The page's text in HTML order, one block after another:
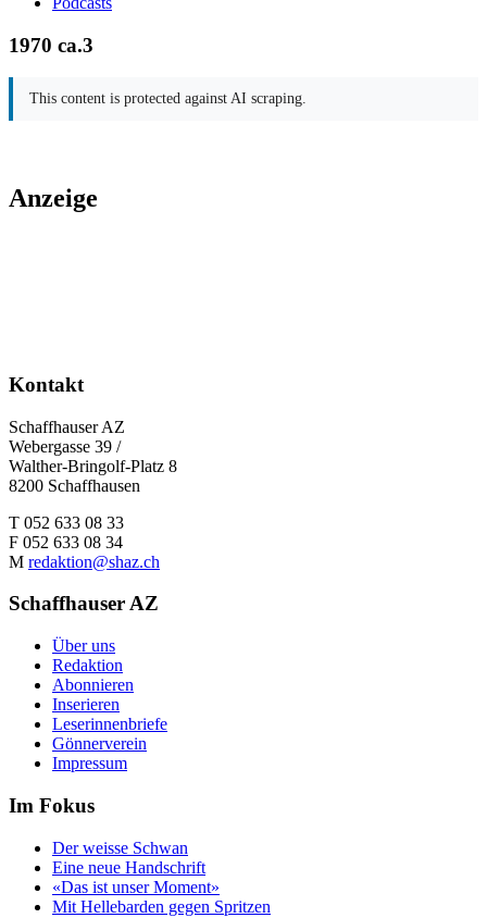
1970 ca.3
This content is protected against AI scraping.
Anzeige
Kontakt
Schaffhauser AZ
Webergasse 39 /
Walther-Bringolf-Platz 8
8200 Schaffhausen
T 052 633 08 33
F 052 633 08 34
M redaktion@shaz.ch
Schaffhauser AZ
Über uns
Redaktion
Abonnieren
Inserieren
Leserinnenbriefe
Gönnerverein
Impressum
Im Fokus
Der weisse Schwan
Eine neue Handschrift
«Das ist unser Moment»
Mit Hellebarden gegen Spritzen